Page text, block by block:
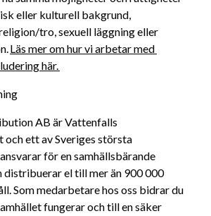
eller kulturell bakgrund,
tro, sexuell läggning eller
Läs mer om hur vi arbetar med
här.
AB är Vattenfalls
och ett av Sveriges största
för en samhällsbärande
el till mer än 900 000
Som medarbetare hos oss bidrar du
fungerar och till en säker